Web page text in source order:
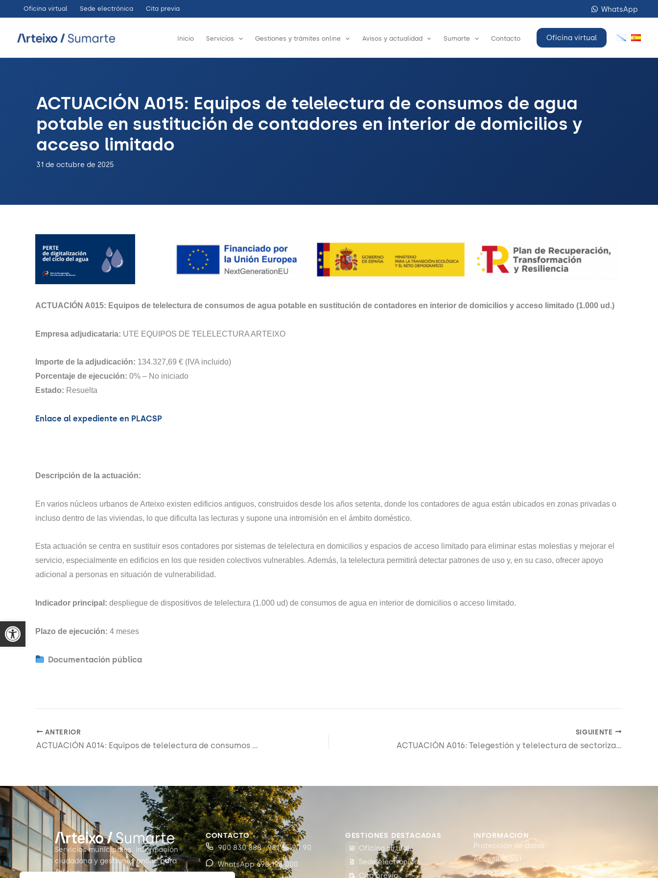
al
contenido
Oficina virtual Sede electrónica Cita previa WhatsApp
Inicio Servicios Gestiones y trámites online Avisos y actualidad Sumarte Contacto Oficina virtual
ACTUACIÓN A015: Equipos de telelectura de consumos de agua
potable en sustitución de contadores en interior de domicilios y
acceso limitado
31 de octubre de 2025
ACTUACIÓN A015: Equipos de telelectura de consumos de agua potable en sustitución de contadores en interior de domicilios y acceso limitado (1.000 ud.)
Empresa adjudicataria: UTE EQUIPOS DE TELELECTURA ARTEIXO
Importe de la adjudicación: 134.327,69 € (IVA incluido)
Porcentaje de ejecución: 0% – No iniciado
Estado: Resuelta
Enlace al expediente en PLACSP
Descripción de la actuación:
En varios núcleos urbanos de Arteixo existen edificios antiguos, construidos desde los años setenta, donde los contadores de agua están ubicados en zonas privadas o
incluso dentro de las viviendas, lo que dificulta las lecturas y supone una intromisión en el ámbito doméstico.
Esta actuación se centra en sustituir esos contadores por sistemas de telelectura en domicilios y espacios de acceso limitado para eliminar estas molestias y mejorar el
servicio, especialmente en edificios en los que residen colectivos vulnerables. Además, la telelectura permitirá detectar patrones de uso y, en su caso, ofrecer apoyo
adicional a personas en situación de vulnerabilidad.
Indicador principal: despliegue de dispositivos de telelectura (1.000 ud) de consumos de agua en interior de domicilios o acceso limitado.
Plazo de ejecución: 4 meses
Documentación pública
ANTERIOR
ACTUACIÓN A014: Equipos de telelectura de consumos de agua potable en zonas rurales con población dispersa del municipio de Arteixo
SIGUIENTE
ACTUACIÓN A016: Telegestión y telelectura de sectorización de la red de distribución de zonas del sistema de abastecimiento de agua potable
Servicios municipales, información
ciudadana y gestiones online para
Arteixo.
CONTACTO
900 830 888 · 981 65 90 90
WhatsApp 698 193 000
GESTIONES DESTACADAS
Oficina virtual
Sede electrónica
Cita previa
INFORMACIÓN
Protección de datos
Accesibilidad
Aviso legal